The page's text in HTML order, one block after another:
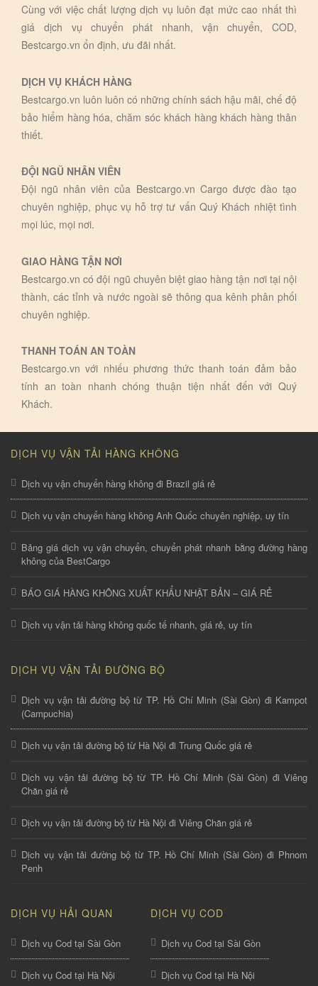
Cùng với việc chất lượng dịch vụ luôn đạt mức cao nhất thì
giá dịch vụ chuyển phát nhanh, vận chuyển, COD,
Bestcargo.vn ổn định, ưu đãi nhất.
DỊCH VỤ KHÁCH HÀNG
Bestcargo.vn luôn luôn có những chính sách hậu mãi, chế độ
bảo hiểm hàng hóa, chăm sóc khách hàng khách hàng thân
thiết.
ĐỘI NGŨ NHÂN VIÊN
Đội ngũ nhân viên của Bestcargo.vn Cargo được đào tạo
chuyên nghiệp, phục vụ hỗ trợ tư vấn Quý Khách nhiệt tình
mọi lúc, mọi nơi.
GIAO HÀNG TẬN NƠI
Bestcargo.vn có đội ngũ chuyên biệt giao hàng tận nơi tại nội
thành, các tỉnh và nước ngoài sẽ thông qua kênh phân phối
chuyên nghiệp.
THANH TOÁN AN TOÀN
Bestcargo.vn với nhiếu phương thức thanh toán đảm bảo
tính an toàn nhanh chóng thuận tiện nhất đến với Quý
Khách.
DỊCH VỤ VẬN TẢI HÀNG KHÔNG
Dịch vụ vận chuyển hàng không đi Brazil giá rẻ
Dịch vụ vận chuyển hàng không Anh Quốc chuyên nghiệp, uy tín
Bảng giá dịch vụ vận chuyển, chuyển phát nhanh bằng đường hàng
không của BestCargo
BÁO GIÁ HÀNG KHÔNG XUẤT KHẨU NHẬT BẢN – GIÁ RẺ
Dịch vụ vận tải hàng không quốc tế nhanh, giá rẻ, uy tín
DỊCH VỤ VẬN TẢI ĐƯỜNG BỘ
Dịch vụ vận tải đường bộ từ TP. Hồ Chí Minh (Sài Gòn) đi Kampot
(Campuchia)
Dịch vụ vận tải đường bộ từ Hà Nội đi Trung Quốc giá rẻ
Dịch vụ vận tải đường bộ từ TP. Hồ Chí Minh (Sài Gòn) đi Viêng
Chăn giá rẻ
Dịch vụ vận tải đường bộ từ Hà Nội đi Viêng Chăn giá rẻ
Dịch vụ vận tải đường bộ từ TP. Hồ Chí Minh (Sài Gòn) đi Phnom
Penh
DỊCH VỤ HẢI QUAN
Dịch vụ Cod tại Sài Gòn
Dịch vụ Cod tại Hà Nội
DỊCH VỤ COD
Dịch vụ Cod tại Sài Gòn
Dịch vụ Cod tại Hà Nội